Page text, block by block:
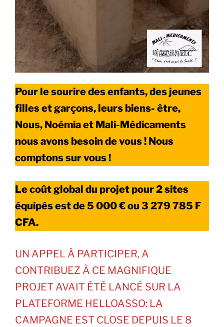
Pour le sourire des enfants, des jeunes
filles et garçons, leurs biens- être,
Nous, Noémia et Mali-Médicaments
nous avons besoin de vous ! Nous
comptons sur vous !
Le coût global du projet pour 2 sites
équipés est de 5 000 € ou 3 279 785 F
CFA.
UN APPEL À PARTICIPER, A
CONTRIBUEZ À CE MAGNIFIQUE
PROJET AVAIT ÉTÉ LANCÉ SUR LA
PLATEFORME HELLOASSO: LA
CAMPAGNE EST CLOSE DEPUIS LE 8